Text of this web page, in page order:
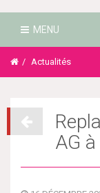
MENU
Actualités
AG